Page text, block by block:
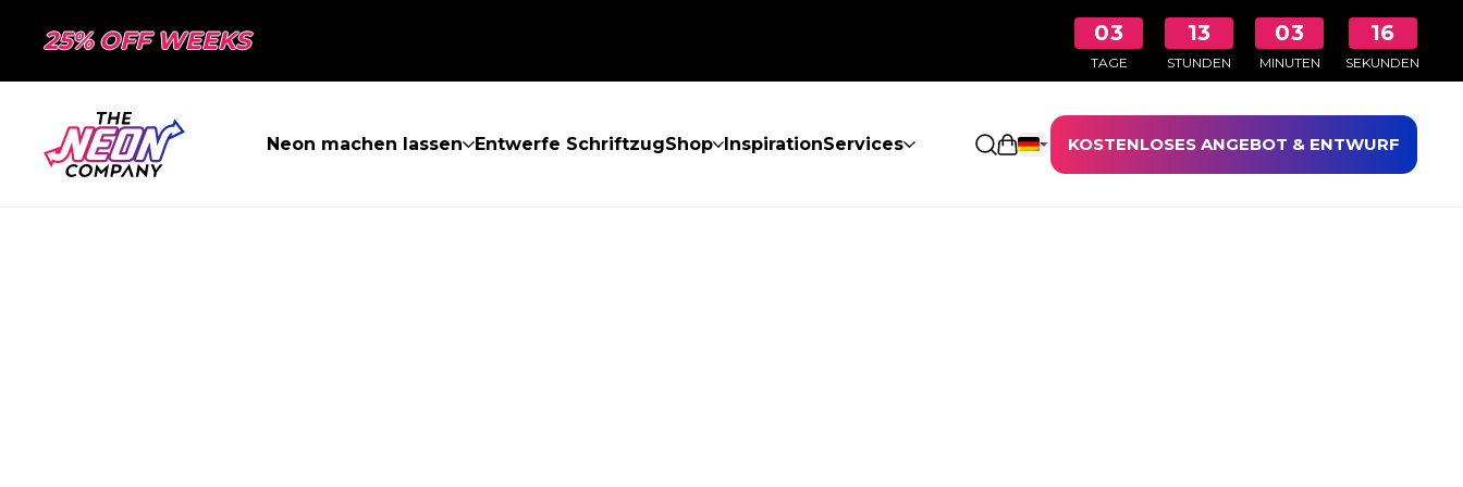
25% OFF WEEKS 03
TAGE
13
STUNDEN
03
MINUTEN
16
SEKUNDEN
Neon machen lassen Entwerfe SchriftzugShop InspirationServices Einkaufswagen öffnen
KOSTENLOSES ANGEBOT & ENTWURF